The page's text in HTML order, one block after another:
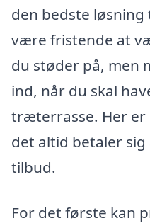
den bedste
være fristende at
du støder på, men
ind, når du skal
træterrasse. Her er
det altid betaler
tilbud.
For det første kan